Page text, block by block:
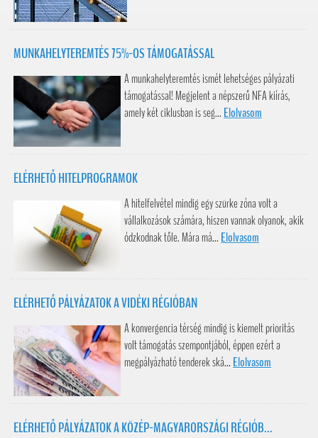
MUNKAHELYTEREMTÉS 75%-OS TÁMOGATÁSSAL
A munkahelyteremtés ismét lehetséges pályázati
támogatással! Megjelent a népszerű NFA kiírás,
amely két ciklusban is seg... Elolvasom
ELÉRHETŐ HITELPROGRAMOK
A hitelfelvétel mindig egy szürke zóna volt a
vállalkozások számára, hiszen vannak olyanok, akik
ódzkodnak tőle. Mára má... Elolvasom
ELÉRHETŐ PÁLYÁZATOK A VIDÉKI RÉGIÓBAN
A konvergencia térség mindig is kiemelt prioritás
volt támogatás szempontjából, éppen ezért a
megpályázható tenderek ská... Elolvasom
ELÉRHETŐ PÁLYÁZATOK A KÖZÉP-MAGYARORSZÁGI RÉGIÓB...